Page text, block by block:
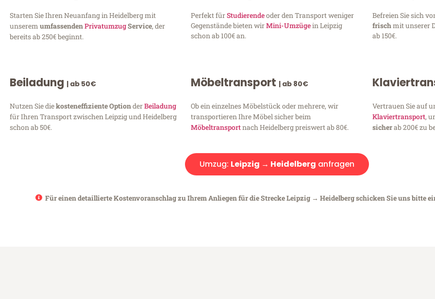
Starten Sie Ihren Neuanfang in Heidelberg mit
unserem umfassendenPrivatumzugService, der
bereits ab 250€ beginnt.
Perfekt fürStudierendeoder den Transport weniger
Gegenstände bieten wirMini-Umzügein Leipzig
schon ab 100€ an.
Befreien Sie sich
frischmit unserer
ab 150€.
Beiladung | ab 50€
Nutzen Sie diekosteneffiziente OptionderBeiladung
für Ihren Transport zwischen Leipzig und Heidelberg
schon ab 50€.
Möbeltransport | ab 80€
Ob ein einzelnes Möbelstück oder mehrere, wir
transportieren Ihre Möbel sicher beim
Möbeltransportnach Heidelberg preiswert ab 80€.
Vertrauen Sie auf
Klaviertransport,
sicherab 200€ zu
Umzug: Leipzig → Heidelberg anfragen
Für einen detaillierte Kostenvoranschlag zu Ihrem Anliegen für die Strecke Leipzig → Heidelberg schicken Sie uns bitte